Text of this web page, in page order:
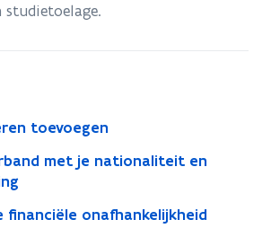
toevoegen
met je nationaliteit en
financiële onafhankelijkheid